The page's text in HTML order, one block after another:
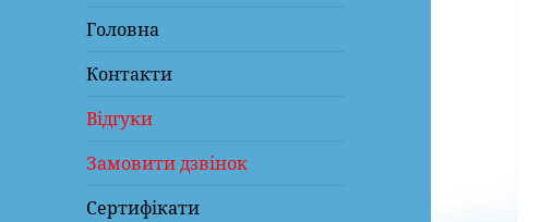
Головна
Контакти
Відгуки
Замовити дзвінок
Сертифікати